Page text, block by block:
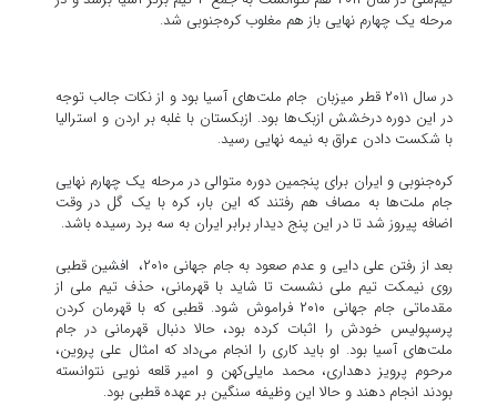
مرحله یک چهارم نهایی باز هم مغلوب کره‌جنوبی شد.
در سال ۲۰۱۱ قطر میزبان جام ملت‌های آسیا بود و از نکات جالب توجه
در این دوره درخشش ازبک‌ها بود. ازبکستان با غلبه بر اردن و استرالیا
با شکست دادن عراق به نیمه نهایی رسید.
کره‌جنوبی و ایران برای پنجمین دوره متوالی در مرحله یک چهارم نهایی
جام ملت‌ها به مصاف هم رفتند که این بار، کره با یک گل در وقت
اضافه پیروز شد تا در این پنج دیدار برابر ایران به سه برد رسیده باشد.
بعد از رفتن علی دایی و عدم صعود به جام جهانی ۲۰۱۰، افشین قطبی
روی نیمکت تیم ملی نشست تا شاید با قهرمانی، حذف تیم ملی از
مقدماتی جام جهانی ۲۰۱۰ فراموش شود. قطبی که با قهرمان کردن
پرسپولیس خودش را اثبات کرده بود، حالا دنبال قهرمانی در جام
ملت‌های آسیا بود. او باید کاری را انجام می‌داد که امثال علی پروین،
مرحوم پرویز دهداری، محمد مایلی‌کهن و امیر قلعه نویی نتوانسته
بودند انجام دهند و حالا این وظیفه سنگین بر عهده قطبی بود.